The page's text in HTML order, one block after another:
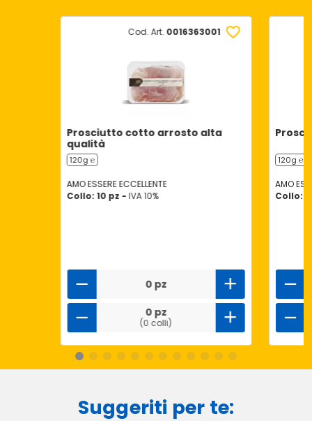
Cod. Art. 0016363001
Prosciutto cotto arrosto alta
qualità
120g ℮
AMO ESSERE ECCELLENTE
Collo: 10 pz - IVA 10%
0 pz
0 pz
(0 colli)
120g ℮
AMO
Collo:
Suggeriti per te: